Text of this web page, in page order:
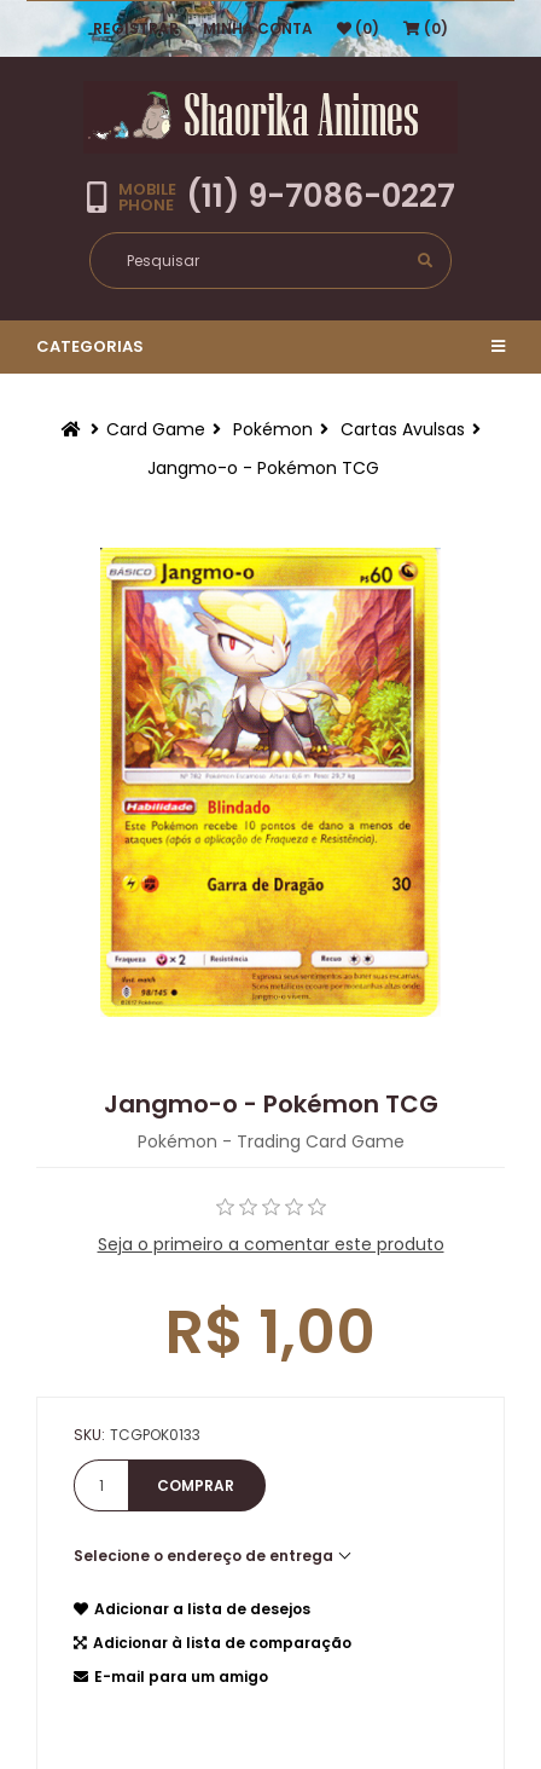
REGISTRAR MINHA CONTA (0) (0)
MOBILE
PHONE (11) 9-7086-0227
CATEGORIAS
Card Game Pokémon
Cartas Avulsas
Jangmo-o - Pokémon TCG
Jangmo-o - Pokémon TCG
Pokémon - Trading Card Game
Seja o primeiro a comentar este produto
R$ 1,00
SKU: TCGPOK0133
Selecione o endereço de entrega
Adicionar a lista de desejos
Adicionar à lista de comparação
E-mail para um amigo